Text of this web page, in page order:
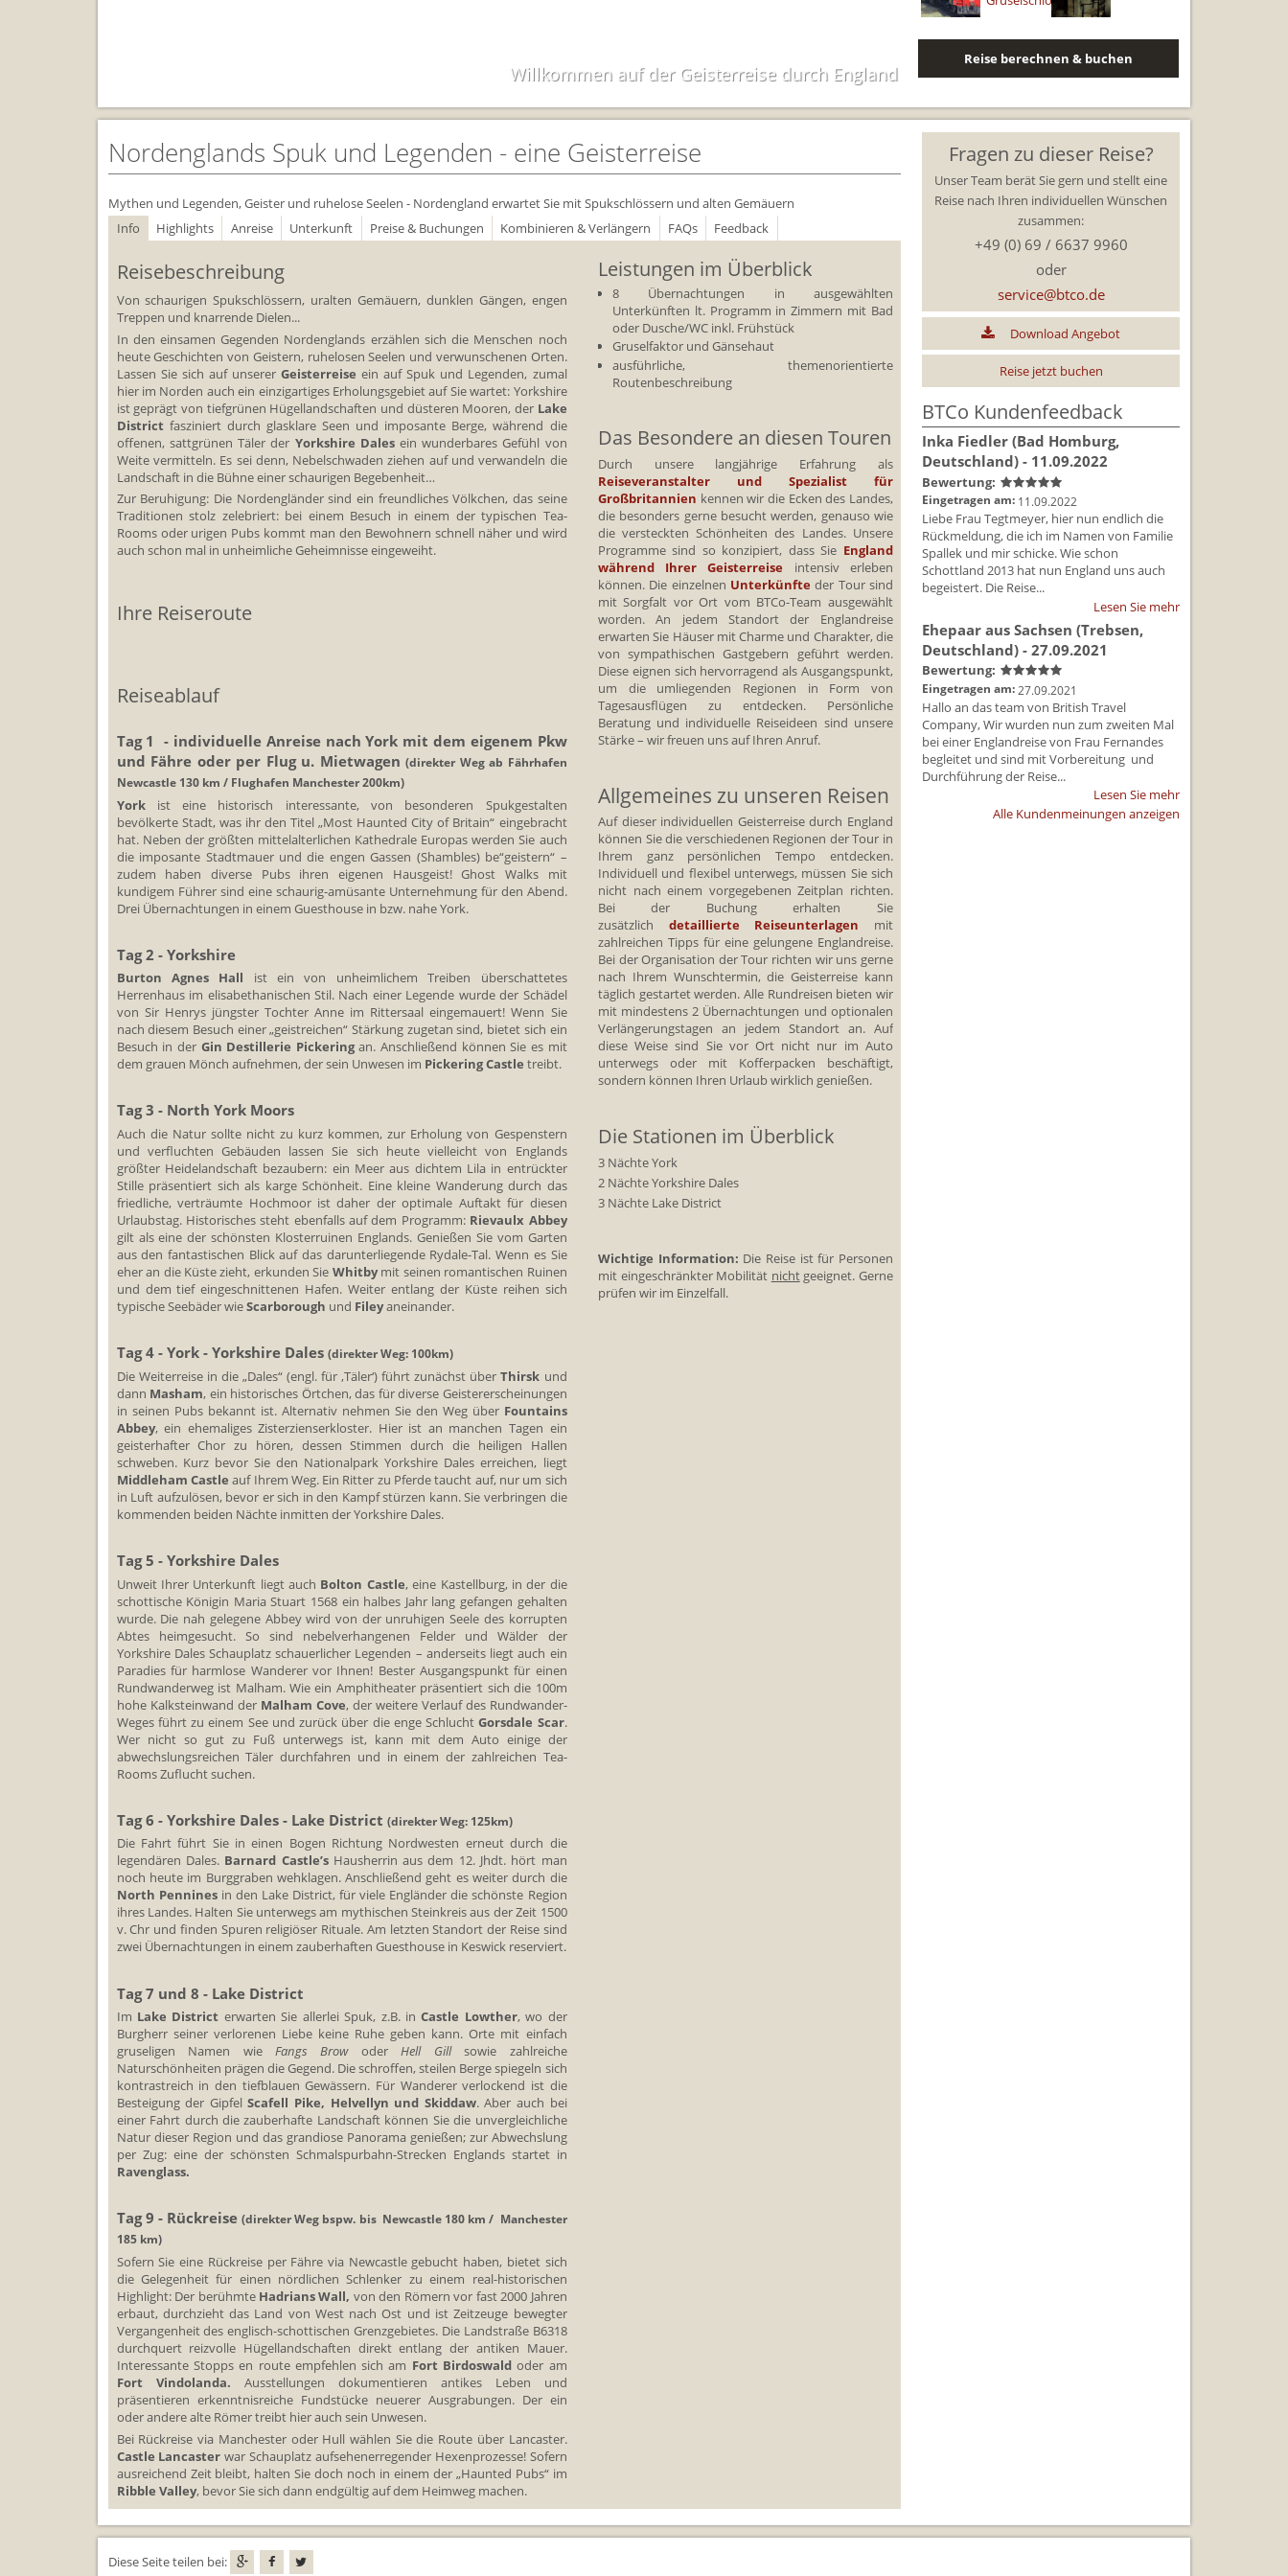
Unterkünfte
Zimmer
Willkommen auf der Geisterreise durch England
Reise berechnen & buchen
Nordenglands Spuk und Legenden - eine Geisterreise
Mythen und Legenden, Geister und ruhelose Seelen - Nordengland erwartet Sie mit Spukschlössern und alten Gemäuern
Info
Highlights Anreise Unterkunft Preise & Buchungen Kombinieren & Verlängern FAQs Feedback
Reisebeschreibung
Von schaurigen Spukschlössern, uralten Gemäuern, dunklen Gängen, engen
Treppen und knarrende Dielen...
In den einsamen Gegenden Nordenglands erzählen sich die Menschen noch
heute Geschichten von Geistern, ruhelosen Seelen und verwunschenen Orten.
Lassen Sie sich auf unsererGeisterreise ein auf Spuk und Legenden, zumal
hier im Norden auch ein einzigartiges Erholungsgebiet auf Sie wartet: Yorkshire
ist geprägt von tiefgrünen Hügellandschaften und düsteren Mooren, der Lake
Districtfasziniert durch glasklare Seen und imposante Berge, während die
offenen, sattgrünen Täler der Yorkshire Dalesein wunderbares Gefühl von
Weite vermitteln. Es sei denn, Nebelschwaden ziehen auf und verwandeln die
Landschaft in die Bühne einer schaurigen Begebenheit…
Zur Beruhigung: Die Nordengländer sind ein freundliches Völkchen, das seine
Traditionen stolz zelebriert: bei einem Besuch in einem der typischen Tea-
Rooms oder urigen Pubs kommt man den Bewohnern schnell näher und wird
auch schon mal in unheimliche Geheimnisse eingeweiht.
Ihre Reiseroute
Reiseablauf
Tag 1 - individuelle Anreise nach York mit dem eigenem Pkw
und Fähre oder per Flug u. Mietwagen(direkter Weg ab Fährhafen
Newcastle 130 km / Flughafen Manchester 200km)
York ist eine historisch interessante, von besonderen Spukgestalten
bevölkerte Stadt, was ihr den Titel „Most Haunted City of Britain“ eingebracht
hat. Neben der größten mittelalterlichen Kathedrale Europas werden Sie auch
die imposante Stadtmauer und die engen Gassen (Shambles) be“geistern“ –
zudem haben diverse Pubs ihren eigenen Hausgeist! Ghost Walks mit
kundigem Führer sind eine schaurig-amüsante Unternehmung für den Abend.
Drei Übernachtungen in einem Guesthouse in bzw. nahe York.
Tag 2 - Yorkshire
Burton Agnes Hall ist ein von unheimlichem Treiben überschattetes
Herrenhaus im elisabethanischen Stil. Nach einer Legende wurde der Schädel
von Sir Henrys jüngster Tochter Anne im Rittersaal eingemauert! Wenn Sie
nach diesem Besuch einer „geistreichen“ Stärkung zugetan sind, bietet sich ein
Besuch in der Gin Destillerie Pickeringan. Anschließend können Sie es mit
dem grauen Mönch aufnehmen, der sein Unwesen im PickeringCastle treibt.
Tag 3 - North York Moors
Auch die Natur sollte nicht zu kurz kommen, zur Erholung von Gespenstern
und verfluchten Gebäuden lassen Sie sich heute vielleicht von Englands
größter Heidelandschaft bezaubern: ein Meer aus dichtem Lila in entrückter
Stille präsentiert sich als karge Schönheit. Eine kleine Wanderung durch das
friedliche, verträumte Hochmoor ist daher der optimale Auftakt für diesen
Urlaubstag. Historisches steht ebenfalls auf dem Programm: Rievaulx Abbey
gilt als eine der schönsten Klosterruinen Englands. Genießen Sie vom Garten
aus den fantastischen Blick auf das darunterliegende Rydale-Tal. Wenn es Sie
eher an die Küste zieht, erkunden Sie Whitbymit seinen romantischen Ruinen
und dem tief eingeschnittenen Hafen. Weiter entlang der Küste reihen sich
typische Seebäder wieScarborough und Fileyaneinander.
Tag 4 - York - Yorkshire Dales (direkter Weg: 100km)
Die Weiterreise in die „Dales“ (engl. für ‚Täler‘) führt zunächst überThirsk und
dann Masham, ein historisches Örtchen, das für diverse Geistererscheinungen
in seinen Pubs bekannt ist. Alternativ nehmen Sie den Weg über Fountains
Abbey, ein ehemaliges Zisterzienserkloster. Hier ist an manchen Tagen ein
geisterhafter Chor zu hören, dessen Stimmen durch die heiligen Hallen
schweben. Kurz bevor Sie den Nationalpark Yorkshire Dales erreichen, liegt
Middleham Castleauf Ihrem Weg. Ein Ritter zu Pferde taucht auf, nur um sich
in Luft aufzulösen, bevor er sich in den Kampf stürzen kann. Sie verbringen die
kommenden beiden Nächte inmitten der Yorkshire Dales.
Tag 5 - Yorkshire Dales
Unweit Ihrer Unterkunft liegt auch Bolton Castle, eine Kastellburg, in der die
schottische Königin Maria Stuart 1568 ein halbes Jahr lang gefangen gehalten
wurde. Die nah gelegene Abbey wird von der unruhigen Seele des korrupten
Abtes heimgesucht. So sind nebelverhangenen Felder und Wälder der
Yorkshire Dales Schauplatz schauerlicher Legenden – anderseits liegt auch ein
Paradies für harmlose Wanderer vor Ihnen! Bester Ausgangspunkt für einen
Rundwanderweg ist Malham. Wie ein Amphitheater präsentiert sich die 100m
hohe Kalksteinwand der Malham Cove, der weitere Verlauf des Rundwander-
Weges führt zu einem See und zurück über die enge SchluchtGorsdale Scar.
Wer nicht so gut zu Fuß unterwegs ist, kann mit dem Auto einige der
abwechslungsreichen Täler durchfahren und in einem der zahlreichen Tea-
Rooms Zuflucht suchen.
Tag 6 - Yorkshire Dales - Lake District (direkter Weg: 125km)
Die Fahrt führt Sie in einen Bogen Richtung Nordwesten erneut durch die
legendären Dales. Barnard Castle’s Hausherrin aus dem 12. Jhdt. hört man
noch heute im Burggraben wehklagen. Anschließend geht es weiter durch die
North Penninesin den Lake District, für viele Engländer die schönste Region
ihres Landes. Halten Sie unterwegs am mythischen Steinkreis aus der Zeit 1500
v. Chr und finden Spuren religiöser Rituale. Am letzten Standort der Reise sind
zwei Übernachtungen in einem zauberhaften Guesthouse in Keswick reserviert.
Tag 7 und 8 - Lake District
Im Lake District erwarten Sie allerlei Spuk, z.B. inCastle Lowther, wo der
Burgherr seiner verlorenen Liebe keine Ruhe geben kann. Orte mit einfach
gruseligen Namen wie Fangs BrowoderHell Gillsowie zahlreiche
Naturschönheiten prägen die Gegend. Die schroffen, steilen Berge spiegeln sich
kontrastreich in den tiefblauen Gewässern. Für Wanderer verlockend ist die
Besteigung der GipfelScafell Pike, Helvellyn und Skiddaw. Aber auch bei
einer Fahrt durch die zauberhafte Landschaft können Sie die unvergleichliche
Natur dieser Region und das grandiose Panorama genießen; zur Abwechslung
per Zug: eine der schönsten Schmalspurbahn-Strecken Englands startet in
Ravenglass.
Tag 9 - Rückreise(direkter Weg bspw. bis Newcastle 180 km / Manchester
185 km)
Sofern Sie eine Rückreise per Fähre via Newcastle gebucht haben, bietet sich
die Gelegenheit für einen nördlichen Schlenker zu einem real-historischen
Highlight: Der berühmte Hadrians Wall, von den Römern vor fast 2000 Jahren
erbaut, durchzieht das Land von West nach Ost und ist Zeitzeuge bewegter
Vergangenheit des englisch-schottischen Grenzgebietes. Die Landstraße B6318
durchquert reizvolle Hügellandschaften direkt entlang der antiken Mauer.
Interessante Stopps en route empfehlen sich am Fort Birdoswaldoder am
Fort Vindolanda. Ausstellungen dokumentieren antikes Leben und
präsentieren erkenntnisreiche Fundstücke neuerer Ausgrabungen. Der ein
oder andere alte Römer treibt hier auch sein Unwesen.
Bei Rückreise via Manchester oder Hull wählen Sie die Route über Lancaster.
Castle Lancaster war Schauplatz aufsehenerregender Hexenprozesse! Sofern
ausreichend Zeit bleibt, halten Sie doch noch in einem der „Haunted Pubs“ im
Ribble Valley, bevor Sie sich dann endgültig auf dem Heimweg machen.
Leistungen im Überblick
8 Übernachtungen in ausgewählten
Unterkünften lt. Programm in Zimmern mit Bad
oder Dusche/WC inkl. Frühstück
Gruselfaktor und Gänsehaut
ausführliche, themenorientierte
Routenbeschreibung
Das Besondere an diesen Touren
Durch unsere langjährige Erfahrung als
Reiseveranstalter und Spezialist für
Großbritannien kennen wir die Ecken des Landes,
die besonders gerne besucht werden, genauso wie
die versteckten Schönheiten des Landes. Unsere
Programme sind so konzipiert, dass Sie England
während Ihrer Geisterreise intensiv erleben
können. Die einzelnen Unterkünfte der Tour sind
mit Sorgfalt vor Ort vom BTCo-Team ausgewählt
worden. An jedem Standort der Englandreise
erwarten Sie Häuser mit Charme und Charakter, die
von sympathischen Gastgebern geführt werden.
Diese eignen sich hervorragend als Ausgangspunkt,
um die umliegenden Regionen in Form von
Tagesausflügen zu entdecken. Persönliche
Beratung und individuelle Reiseideen sind unsere
Stärke – wir freuen uns auf Ihren Anruf.
Allgemeines zu unseren Reisen
Auf dieser individuellen Geisterreise durch England
können Sie die verschiedenen Regionen der Tour in
Ihrem ganz persönlichen Tempo entdecken.
Individuell und flexibel unterwegs, müssen Sie sich
nicht nach einem vorgegebenen Zeitplan richten.
Bei der Buchung erhalten Sie
zusätzlich detaillierte Reiseunterlagen mit
zahlreichen Tipps für eine gelungene Englandreise.
Bei der Organisation der Tour richten wir uns gerne
nach Ihrem Wunschtermin, die Geisterreise kann
täglich gestartet werden. Alle Rundreisen bieten wir
mit mindestens 2 Übernachtungen und optionalen
Verlängerungstagen an jedem Standort an. Auf
diese Weise sind Sie vor Ort nicht nur im Auto
unterwegs oder mit Kofferpacken beschäftigt,
sondern können Ihren Urlaub wirklich genießen.
Die Stationen im Überblick
3 Nächte York
2 Nächte Yorkshire Dales
3 Nächte Lake District
Wichtige Information: Die Reise ist für Personen
mit eingeschränkter Mobilität nichtgeeignet. Gerne
prüfen wir im Einzelfall.
Fragen zu dieser Reise?
Unser Team berät Sie gern und stellt eine
Reise nach Ihren individuellen Wünschen
zusammen:
+49 (0) 69 / 6637 9960
oder
service@btco.de
Download Angebot
Reise jetzt buchen
BTCo Kundenfeedback
Inka Fiedler(Bad Homburg,
Deutschland)- 11.09.2022
Bewertung:
Eingetragen am: 11.09.2022
Liebe Frau Tegtmeyer, hier nun endlich die
Rückmeldung, die ich im Namen von Familie
Spallek und mir schicke. Wie schon
Schottland 2013 hat nun England uns auch
begeistert. Die Reise...
Lesen Sie mehr
Ehepaar aus Sachsen (Trebsen,
Deutschland)- 27.09.2021
Bewertung:
Eingetragen am: 27.09.2021
Hallo an das team von British Travel
Company, Wir wurden nun zum zweiten Mal
bei einer Englandreise von Frau Fernandes
begleitet und sind mit Vorbereitung und
Durchführung der Reise...
Lesen Sie mehr
Alle Kundenmeinungen anzeigen
Diese Seite teilen bei: